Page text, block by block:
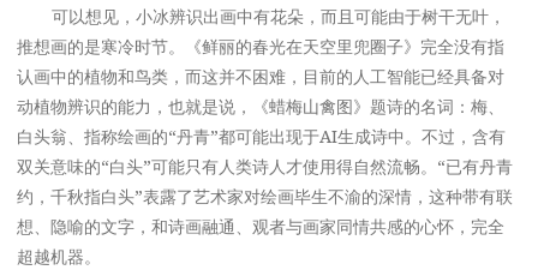
可以想见，小冰辨识出画中有花朵，而且可能由于树干无叶，
推想画的是寒冷时节。《鲜丽的春光在天空里兜圈子》完全没有指
认画中的植物和鸟类，而这并不困难，目前的人工智能已经具备对
动植物辨识的能力，也就是说，《蜡梅山禽图》题诗的名词：梅、
白头翁、指称绘画的“丹青”都可能出现于AI生成诗中。不过，含有
双关意味的“白头”可能只有人类诗人才使用得自然流畅。“已有丹青
约，千秋指白头”表露了艺术家对绘画毕生不渝的深情，这种带有联
想、隐喻的文字，和诗画融通、观者与画家同情共感的心怀，完全
超越机器。